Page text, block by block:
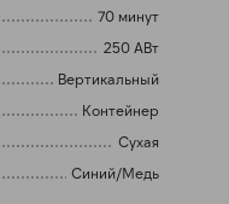
70 минут
250 АВт
Вертикальный
Контейнер
Сухая
Синий/Медь